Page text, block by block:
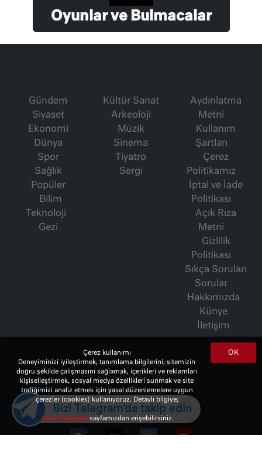
Oyunlar ve Bulmacalar
Gündem
Siyaset
Ekonomi
Dünya
Spor
Sağlık
Popüler
Bilim
Teknoloji
Gezi
Kültür Sanat
Arkeoloji
Müzik
Sinema
Tiyatro
Sergi
Aydınlatma
Metni
Kullanım
Şartları
Çerez
Politikamız
İptal ve İade
Politikası
Açık Rıza
Metni
Gizlilik
Politikası
Sıkça Sorulan
Sorular
Hakkımızda
Künye
İletişim
İsmet Berkan Yazıları
Ertuğrul Özkök Yazıları
Haftalık Gazete
OK
Çerez kullanımı
Deneyiminizi iyileştirmek, tanımlama bilgilerini, sitemizin
doğru şekilde çalışmasını sağlamak, içerikleri ve reklamları
kişiselleştirmek, sosyal medya özellikleri sunmak ve site
trafiğimizi analiz etmek için yasal düzenlemelere uygun
çerezler (cookies) kullanıyoruz. Detaylı bilgiye;
Çerez Politikasısayfamızdan erişebilirsiniz.
Bizi Telegram'da takip edin